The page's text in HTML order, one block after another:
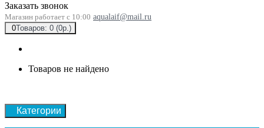
Заказать звонок
Магазин работает с 10:00 aqualaif@mail.ru
0Товаров: 0 (0р.)
Товаров не найдено
Категории